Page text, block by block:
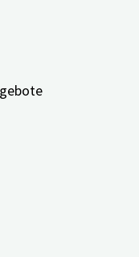
Gespräche
Verhaltensweisen
„soziale